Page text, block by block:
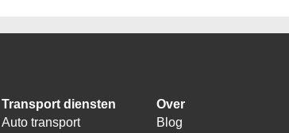
Transport diensten
Auto transport
Over
Blog